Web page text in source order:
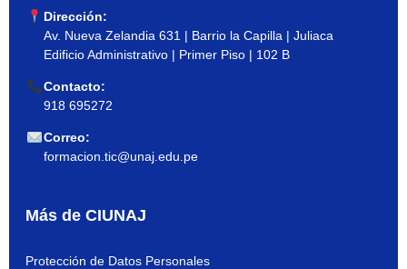
Dirección:
Av. Nueva Zelandia 631 | Barrio la Capilla | Juliaca
Edificio Administrativo | Primer Piso | 102 B
Contacto:
918 695272
Correo:
formacion.tic@unaj.edu.pe
Más de CIUNAJ
Protección de Datos Personales